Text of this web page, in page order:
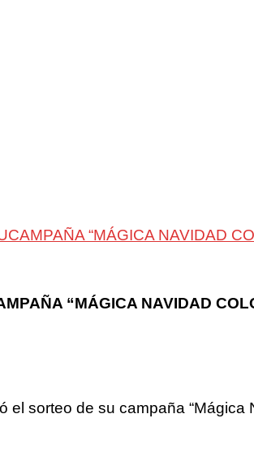
“MÁGICA NAVIDAD
“MÁGICA NAVIDAD
sorteo de su campaña “Mágica